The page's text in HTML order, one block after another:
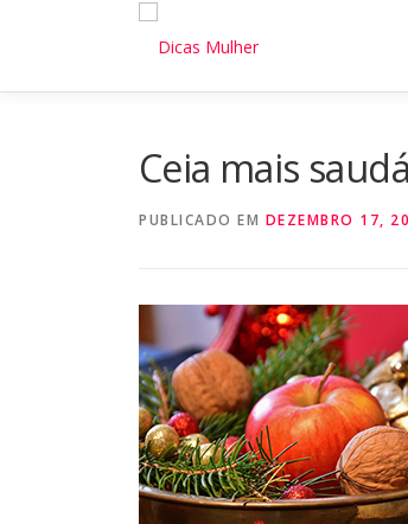
conteúdo
Ceia mais
PUBLICADO EM DEZEMBRO 17,